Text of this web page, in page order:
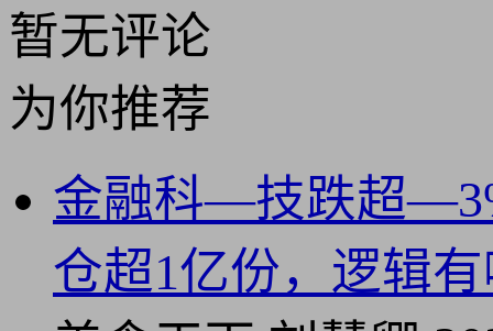
暂无评论
为你推荐
金融科—技跌超
仓超1亿份，逻辑